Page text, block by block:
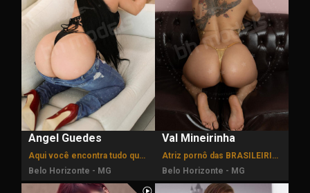
Angel Guedes
Aqui você encontra tudo que deseja! Estilo namoradinha.
Belo Horizonte - MG
Val Mineirinha
Atriz pornô das BRASILEIRINHAS FILMES.
Belo Horizonte - MG